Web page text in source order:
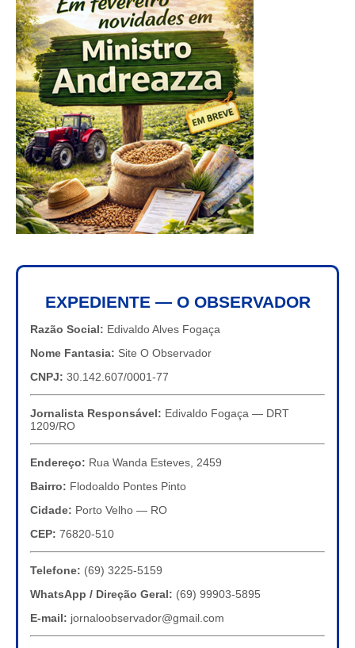
EXPEDIENTE — O OBSERVADOR
Razão Social: Edivaldo Alves Fogaça
Nome Fantasia: Site O Observador
CNPJ: 30.142.607/0001-77
Jornalista Responsável: Edivaldo Fogaça — DRT
1209/RO
Endereço: Rua Wanda Esteves, 2459
Bairro: Flodoaldo Pontes Pinto
Cidade: Porto Velho — RO
CEP: 76820-510
Telefone: (69) 3225-5159
WhatsApp / Direção Geral: (69) 99903-5895
E-mail: jornaloobservador@gmail.com